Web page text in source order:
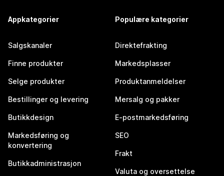
Appkategorier
Salgskanaler
Finne produkter
Selge produkter
Bestillinger og levering
Butikkdesign
Markedsføring og
konvertering
Butikkadministrasjon
Populære kategorier
Direktefrakting
Markedsplasser
Produktanmeldelser
Mersalg og pakker
E-postmarkedsføring
SEO
Frakt
Valuta og oversettelse